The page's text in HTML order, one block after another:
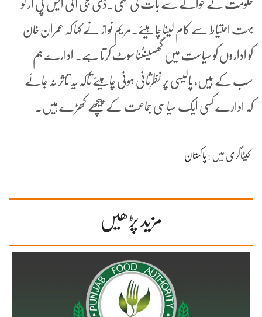
حکومت کے حوالے سے بات کی تھی۔ڈی جی آئی ایس پی آر کو
بہت احتیاط سے کام لینا چاہیئے۔مریم نواز نے کہا کہ عمران خان
کو اداروں کو سیاست میں گھسینٹنا سوٹ کرتا ہے۔ ادارے ہم
سب کے ہیں، پالیسی پر نظرثانی ہونی چاہیئے تاکہ یہ تاثر نہ جائے
کہ ادارے کسی ایک سیاسی جماعت کے پیچھے کھڑے ہیں۔
کیٹاگری میں : پاکستان
مزید پڑھیں